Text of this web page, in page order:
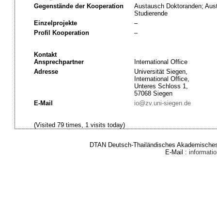
Gegenstände der Kooperation
Austausch Doktoranden;
Studierende
Einzelprojekte
–
Profil Kooperation
–
Kontakt
Ansprechpartner
International Office
Adresse
Universität Siegen,
International Office,
Unteres Schloss 1,
57068 Siegen
E-Mail
io@zv.uni-siegen.de
(Visited 79 times, 1 visits today)
DTAN Deutsch-Thailändisches
E-Mail :